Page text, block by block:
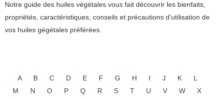
Notre guide des huiles végétales vous fait découvrir les bienfaits,
propriétés, caractéristiques, conseils et précautions d’utilisation de
vos huiles gégétales préférées.
A B C D E F G H I J K
L
M
N O P Q R S T U V W
X